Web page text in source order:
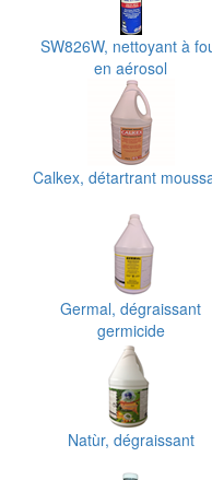
SW826W, nettoyant à
en aérosol
Calkex, détartrant
Germal, dégraissant
germicide
Natùr, dégraissant